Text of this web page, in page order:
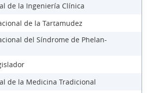
de la Ingeniería Clínica
de la Tartamudez
del Síndrome de Phelan-
de la Medicina Tradicional